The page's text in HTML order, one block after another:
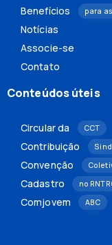
Benefícios
para
Notícias
Associe-se
Contato
Conteúdos úteis
Circular da CCT
Contribuição
Convenção
Cadastro no
Comjovem ABC